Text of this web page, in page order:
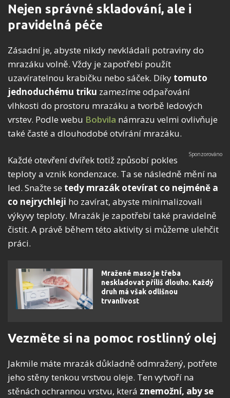
Nejen správné skladování, ale i
pravidelná péče
Zásadní je, abyste nikdy nevkládali potraviny do
mrazáku volně. Vždy je zapotřebí použít
uzavíratelnou krabičku nebo sáček. Díky tomuto
jednoduchému triku zamezíme odpařování
vlhkosti do prostoru mrazáku a tvorbě ledových
vrstev. Podle webu Bobvila námrazu velmi ovlivňuje
také časté a dlouhodobé otvírání mrazáku.
Každé otevření dvířek totiž způsobí pokles
teploty a vznik kondenzace. Ta se následně mění na
led. Snažte se tedy mrazák otevírat co nejméně a
co nejrychleji ho zavírat, abyste minimalizovali
výkyvy teploty. Mrazák je zapotřebí také pravidelně
čistit. A právě během této aktivity si můžeme ulehčit
práci.
Mražené maso je třeba
neskladovat příliš dlouho. Každý
druh má však odlišnou
trvanlivost
Vezměte si na pomoc rostlinný olej
Jakmile máte mrazák důkladně odmražený, potřete
jeho stěny tenkou vrstvou oleje. Ten vytvoří na
stěnách ochrannou vrstvu, která znemožní, aby se